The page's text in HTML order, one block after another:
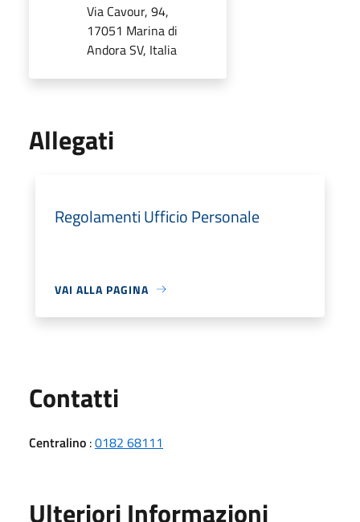
Via Cavour, 94,
17051 Marina di
Andora SV, Italia
Allegati
Regolamenti Ufficio Personale
VAI ALLA PAGINA
Contatti
Centralino :0182 68111
Ulteriori Informazioni